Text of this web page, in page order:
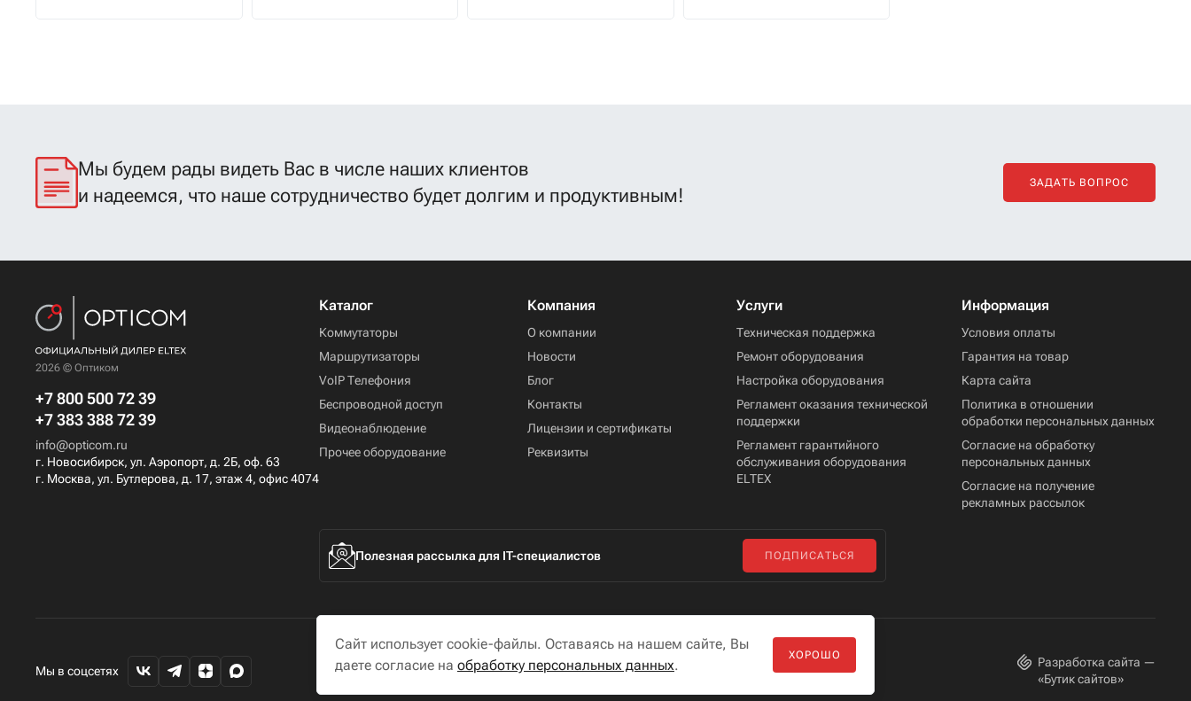
обслуживание.
Мы будем рады видеть Вас в числе наших клиентов
и надеемся, что наше сотрудничество будет долгим и продуктивным!
ЗАДАТЬ ВОПРОС
2026 © Оптиком
+7 800 500 72 39
+7 383 388 72 39
info@opticom.ru
г. Новосибирск, ул. Аэропорт, д. 2Б, оф. 63
г. Москва, ул. Бутлерова, д. 17, этаж 4, офис 4074
Каталог
Коммутаторы
Маршрутизаторы
VoIP Телефония
Беспроводной доступ
Видеонаблюдение
Прочее оборудование
Компания
О компании
Новости
Блог
Контакты
Лицензии и сертификаты
Реквизиты
Услуги
Техническая поддержка
Ремонт оборудования
Настройка оборудования
Регламент оказания технической
поддержки
Регламент гарантийного
обслуживания оборудования
ELTEX
Информация
Условия оплаты
Гарантия на товар
Карта сайта
Политика в отношении
обработки персональных данных
Согласие на обработку
персональных данных
Согласие на получение
рекламных рассылок
Полезная рассылка для IT-специалистов ПОДПИСАТЬСЯ
Мы в соцсетях
Разработка сайта —
«Бутик сайтов»
Сайт использует cookie-файлы. Оставаясь на нашем сайте, Вы
даете согласие на обработку персональных данных.
ХОРОШО